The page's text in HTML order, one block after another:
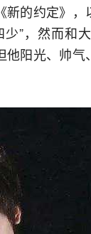
的约定》，
”，然而和
阳光、帅